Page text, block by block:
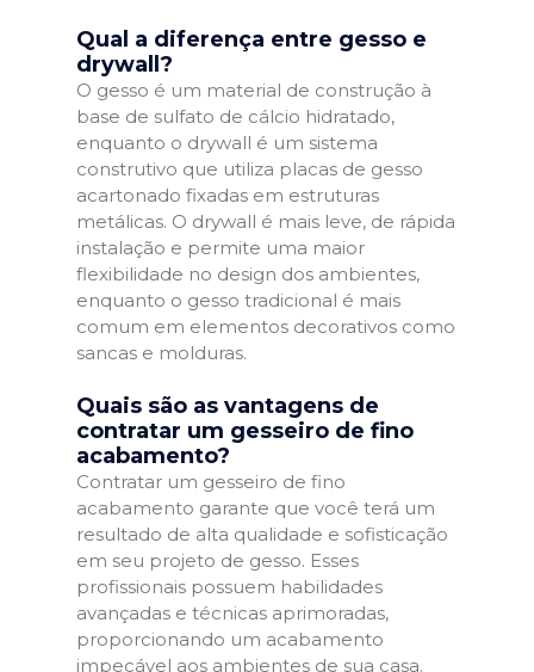
Qual a diferença entre gesso e
drywall?
O gesso é um material de construção à
base de sulfato de cálcio hidratado,
enquanto o drywall é um sistema
construtivo que utiliza placas de gesso
acartonado fixadas em estruturas
metálicas. O drywall é mais leve, de rápida
instalação e permite uma maior
flexibilidade no design dos ambientes,
enquanto o gesso tradicional é mais
comum em elementos decorativos como
sancas e molduras.
Quais são as vantagens de
contratar um gesseiro de fino
acabamento?
Contratar um gesseiro de fino
acabamento garante que você terá um
resultado de alta qualidade e sofisticação
em seu projeto de gesso. Esses
profissionais possuem habilidades
avançadas e técnicas aprimoradas,
proporcionando um acabamento
impecável aos ambientes de sua casa.